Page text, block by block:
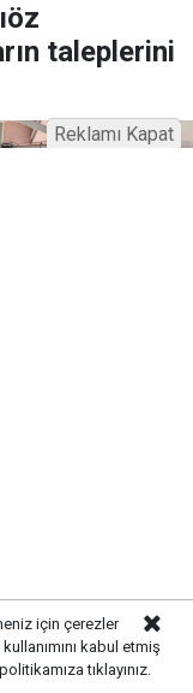
taleplerini
Çalılıöz
gelerek talep
için çerezler
kabul etmiş
tıklayınız.
Reklamı Kapat